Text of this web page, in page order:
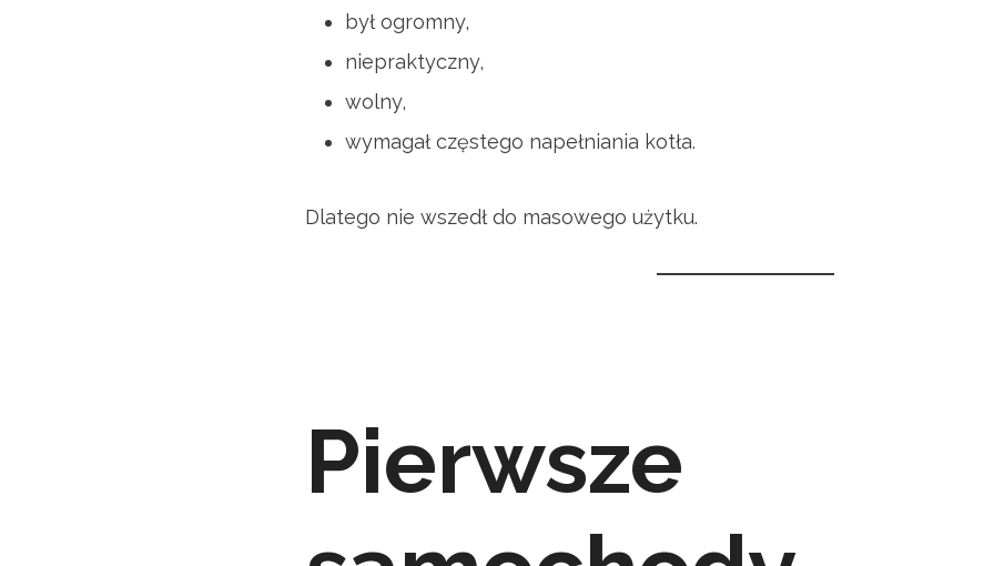
był ogromny,
niepraktyczny,
wolny,
wymagał częstego napełniania kotła.
Dlatego nie wszedł do masowego użytku.
Pierwsze